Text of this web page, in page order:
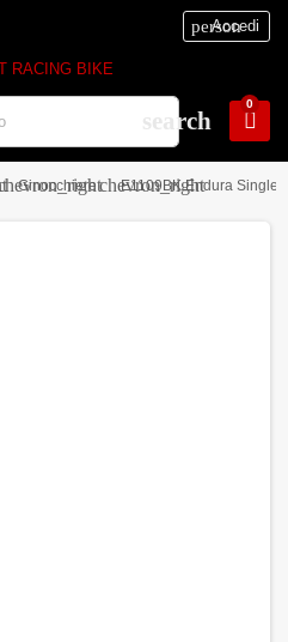
search
person
Accedi
0
Ginocchiere chevron_right
E1109BK Endura